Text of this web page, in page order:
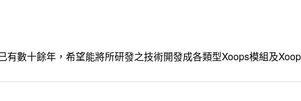
有數十餘年，希望能將所研發之技術開發成各類型Xoops模組及